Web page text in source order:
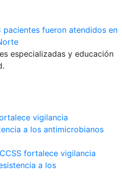
pacientes fueron atendidos en
especializadas y educación
vigilancia
a los antimicrobianos
CCSS fortalece vigilancia
a los